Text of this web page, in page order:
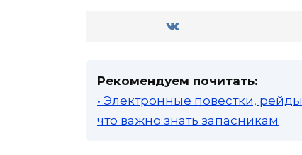
Рекомендуем почитать:
• Электронные повестки,
что важно знать запасникам